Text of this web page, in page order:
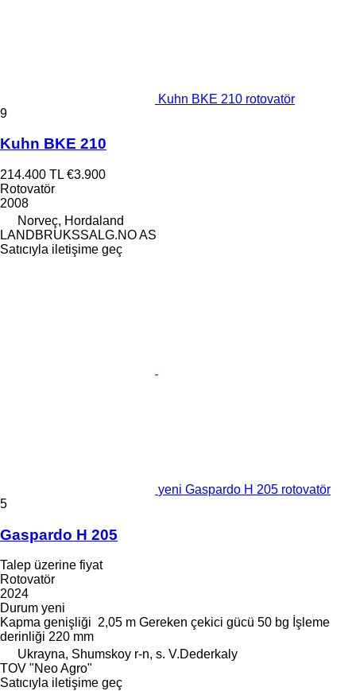
Kuhn BKE 210 rotovatör
9
Kuhn BKE 210
214.400 TL €3.900
Rotovatör
2008
Norveç, Hordaland
LANDBRUKSSALG.NO AS
Satıcıyla iletişime geç
yeni Gaspardo H 205 rotovatör
5
Gaspardo H 205
Talep üzerine fiyat
Rotovatör
2024
Durum yeni
Kapma genişliği 2,05 m Gereken çekici gücü 50 bg İşleme
derinliği 220 mm
Ukrayna, Shumskoy r-n, s. V.Dederkaly
TOV "Neo Agro"
Satıcıyla iletişime geç